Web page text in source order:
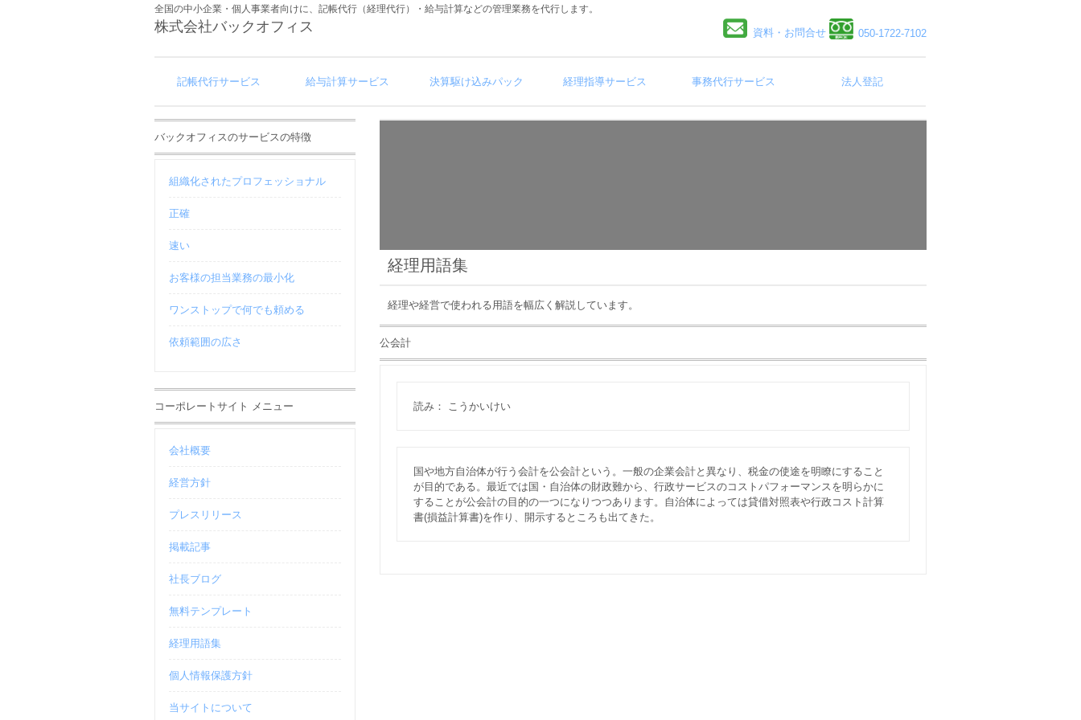
資料・お問合せ 050-1722-7102
全国の中小企業・個人事業者向けに、記帳代行（経理代行）・給与計算などの管理業務を代行します。
株式会社バックオフィス
記帳代行サービス 給与計算サービス 決算駆け込みパック 経理指導サービス 事務代行サービス 法人登記
経理用語集
経理や経営で使われる用語を幅広く解説しています。
公会計
読み： こうかいけい
国や地方自治体が行う会計を公会計という。一般の企業会計と異なり、税金の使途を明瞭にすること
が目的である。最近では国・自治体の財政難から、行政サービスのコストパフォーマンスを明らかに
することが公会計の目的の一つになりつつあります。自治体によっては貸借対照表や行政コスト計算
書(損益計算書)を作り、開示するところも出てきた。
バックオフィスのサービスの特徴
組織化されたプロフェッショナル
正確
速い
お客様の担当業務の最小化
ワンストップで何でも頼める
依頼範囲の広さ
コーポレートサイト メニュー
会社概要
経営方針
プレスリリース
掲載記事
社長ブログ
無料テンプレート
経理用語集
個人情報保護方針
当サイトについて